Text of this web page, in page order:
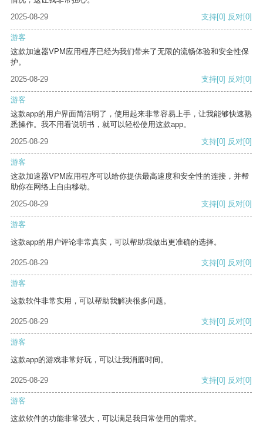
2025-08-29
支持[0] 反对[0]
游客
这款加速器VPM应用程序已经为我们带来了无限的流畅体验和安全性保
护。
2025-08-29
支持[0] 反对[0]
游客
这款app的用户界面简洁明了，使用起来非常容易上手，让我能够快速熟
悉操作。我不用看说明书，就可以轻松使用这款app。
2025-08-29
支持[0] 反对[0]
游客
这款加速器VPM应用程序可以给你提供最高速度和安全性的连接，并帮
助你在网络上自由移动。
2025-08-29
支持[0] 反对[0]
游客
这款app的用户评论非常真实，可以帮助我做出更准确的选择。
2025-08-29 支持[0] 反对[0]
游客
这款软件非常实用，可以帮助我解决很多问题。
2025-08-29 支持[0] 反对[0]
游客
这款app的游戏非常好玩，可以让我消磨时间。
2025-08-29 支持[0] 反对[0]
游客
这款软件的功能非常强大，可以满足我日常使用的需求。